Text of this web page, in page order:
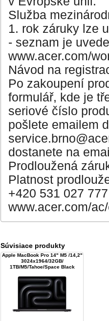
Služba
1. rok záruky lze
- seznam je
www.acer.com/
Návod na
Po zakoupení
formulář, kde je
seriové číslo
pošlete emailem
dostanete na
Prodloužená
Platnost
+420 531 027
www.acer.com/
Súvisiace produkty
Apple MacBook Pro 14" M5 /14,2"
3024x1964/32GB/
1TB/M5/Tahoe/Space Black